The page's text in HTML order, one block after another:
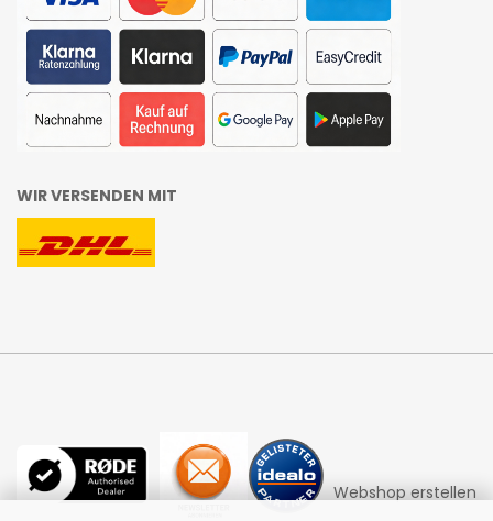
WIR VERSENDEN MIT
Webshop erstellen